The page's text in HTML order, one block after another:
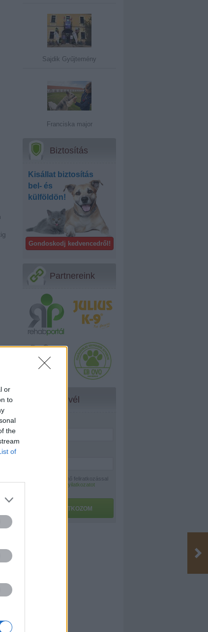
or
to
the
of
ne
Sajdik Gyűjtemény
Franciska major
Biztosítás
Kisállat biztosítás
bel- és
külföldön!
Gondoskodj kedvencedről!
Partnereink
Hírlevél
A hírlevélre történő feliratkozással
adatvédelmi nyilatkozatot
FELIRATKOZOM